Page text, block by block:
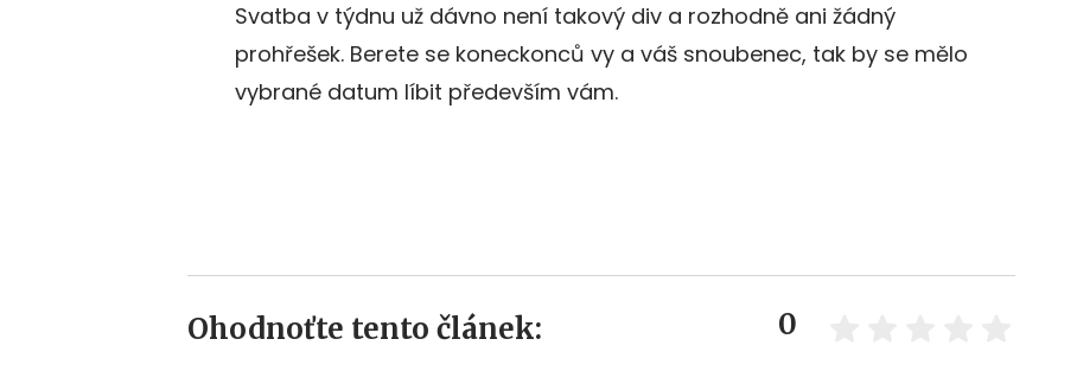
Svatba v týdnu už dávno není takový div a rozhodně ani žádný
prohřešek. Berete se koneckonců vy a váš snoubenec, tak by se mělo
vybrané datum líbit především vám.
Ohodnoťte tento článek: 0